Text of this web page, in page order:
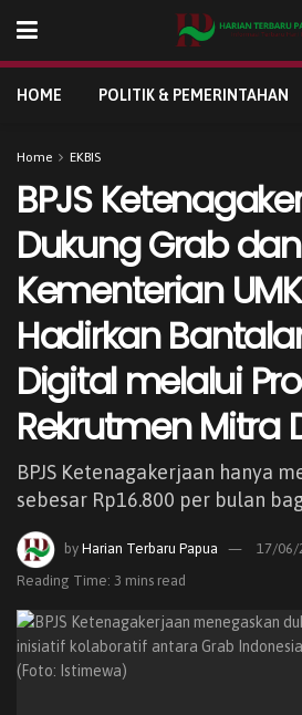
HOME POLITIK & PEMERINTAHAN
Home EKBIS
BPJS
Dukung Grab dan
Kementerian
Hadirkan
Digital melalui
Rekrutmen Mitra
BPJS Ketenagakerjaan hanya
sebesar Rp16.800 per bulan
by Harian Terbaru Papua
17/06/
Reading Time: 3 mins read